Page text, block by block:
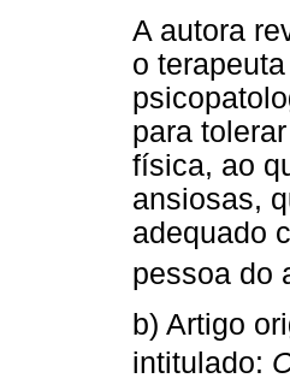
A autora
o
para
física, ao
ansiosas,
adequado
pessoa do
b) Artigo
intitulado: